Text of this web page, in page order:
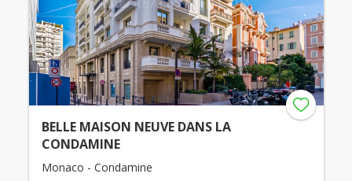
BELLE MAISON NEUVE DANS LA
CONDAMINE
Monaco - Condamine